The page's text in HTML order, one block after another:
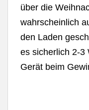
über die
wahrscheinlich
den Laden
es sicherlich 2-3
Gerät beim